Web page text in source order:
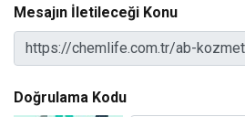
Mesajın İletileceği Konu
Doğrulama Kodu